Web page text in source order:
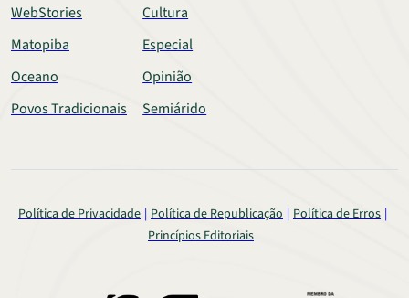
WebStories
Cultura
Matopiba
Especial
Oceano
Opinião
Povos Tradicionais
Semiárido
Política de Privacidade Política de Republicação Política de Erros
Princípios Editoriais